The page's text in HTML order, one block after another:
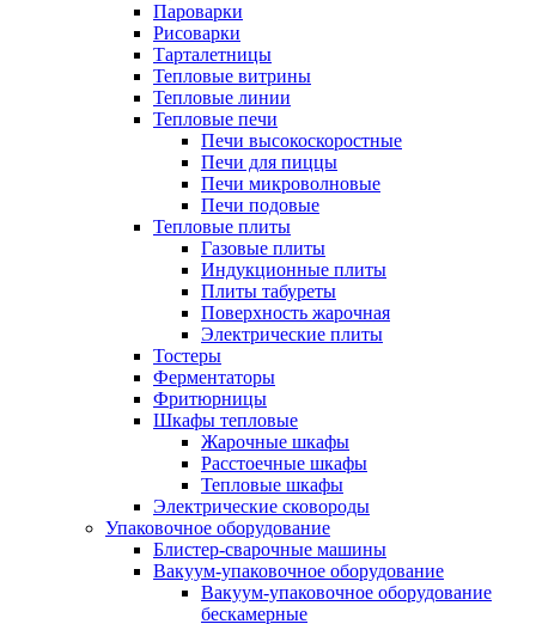
Пароварки
Рисоварки
Тарталетницы
Тепловые витрины
Тепловые линии
Тепловые печи
Печи высокоскоростные
Печи для пиццы
Печи микроволновые
Печи подовые
Тепловые плиты
Газовые плиты
Индукционные плиты
Плиты табуреты
Поверхность жарочная
Электрические плиты
Тостеры
Ферментаторы
Фритюрницы
Шкафы тепловые
Жарочные шкафы
Расстоечные шкафы
Тепловые шкафы
Электрические сковороды
Упаковочное оборудование
Блистер-сварочные машины
Вакуум-упаковочное оборудование
Вакуум-упаковочное оборудование
беcкамерные